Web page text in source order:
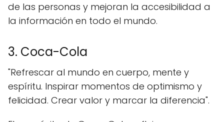
de las personas y mejoran la accesibilidad a
la información en todo el mundo.
3. Coca-Cola
"Refrescar al mundo en cuerpo, mente y
espíritu. Inspirar momentos de optimismo y
felicidad. Crear valor y marcar la diferencia".